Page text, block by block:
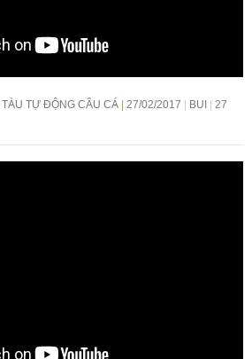
TỰ ĐỘNG CÂU CÁ 27/02/2017 BUI
27